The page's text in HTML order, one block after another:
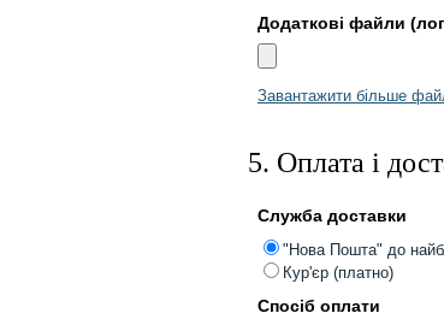
Додаткові файли
Завантажити більше
5. Оплата і
Служба доставки
"Нова Пошта" до
Кур'єр (платно)
Спосіб оплати